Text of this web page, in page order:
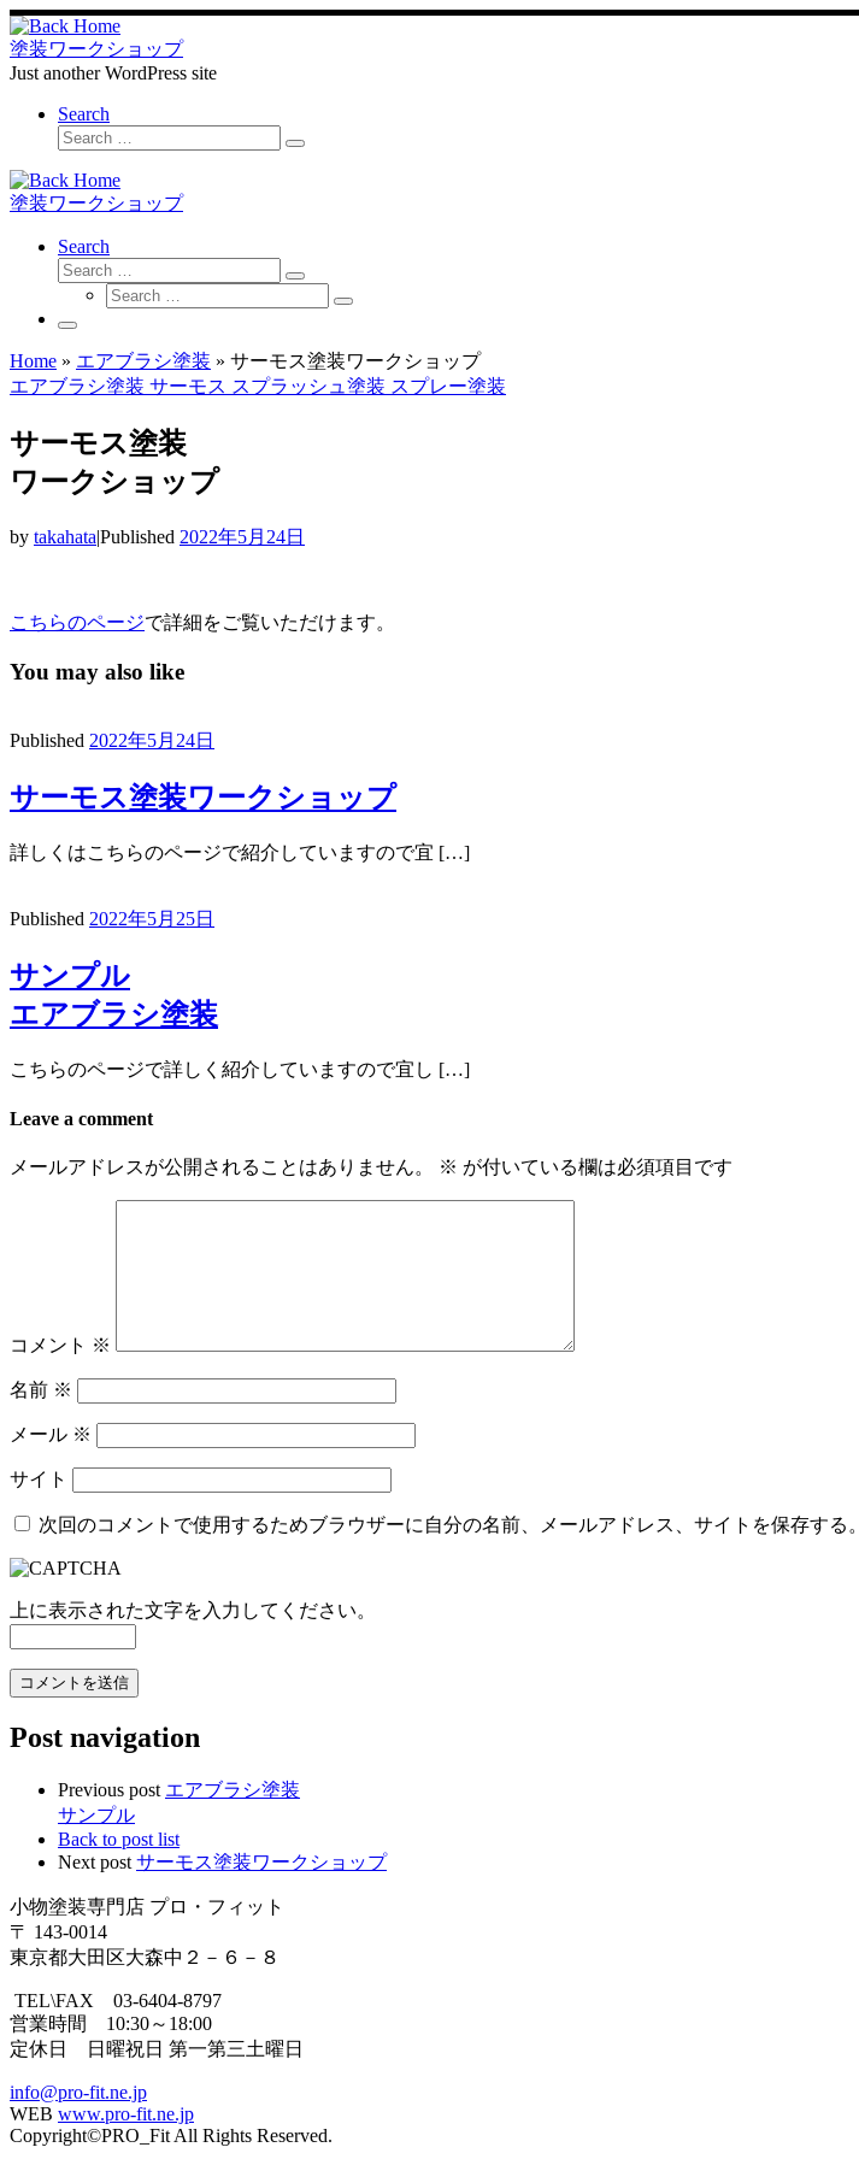
Skip
to
content
塗装ワークショップ
Just another WordPress site
Search
Search
Search
塗装ワークショップ
Search
Search
Search
Search
Search
Menu
Home » エアブラシ塗装 » サーモス塗装ワークショップ
エアブラシ塗装 サーモス スプラッシュ塗装 スプレー塗装
サーモス塗装
ワークショップ
by takahata|Published 2022年5月24日
こちらのページで詳細をご覧いただけます。
You may also like
Published 2022年5月24日
サーモス塗装ワークショップ
詳しくはこちらのページで紹介していますので宜 […]
Published 2022年5月25日
サンプル
エアブラシ塗装
こちらのページで詳しく紹介していますので宜し […]
Leave a comment
メールアドレスが公開されることはありません。 ※ が付いている欄は必須項目です
コメント ※
名前 ※
メール ※
サイト
次回のコメントで使用するためブラウザーに自分の名前、メールアドレス、サイトを保存する。
上に表示された文字を入力してください。
Post navigation
Previous post エアブラシ塗装
サンプル
Back to post list
Next post サーモス塗装ワークショップ
小物塗装専門店 プロ・フィット
〒 143-0014
東京都大田区大森中２－６－８
TEL\FAX 03-6404-8797
営業時間 10:30～18:00
定休日 日曜祝日 第一第三土曜日
info@pro-fit.ne.jp
WEB www.pro-fit.ne.jp
Copyright©PRO_Fit All Rights Reserved.